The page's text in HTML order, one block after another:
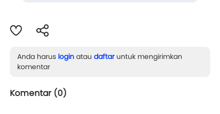
Anda harus login atau daftaruntuk mengirimkan
komentar
Komentar (0)